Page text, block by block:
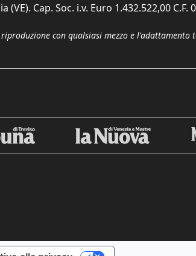
Cap. Soc. i.v. Euro 1.432.522,00 C.F.
con qualsiasi mezzo e l'adattamento